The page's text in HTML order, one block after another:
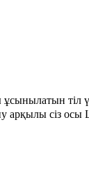
тіл
сіз осы